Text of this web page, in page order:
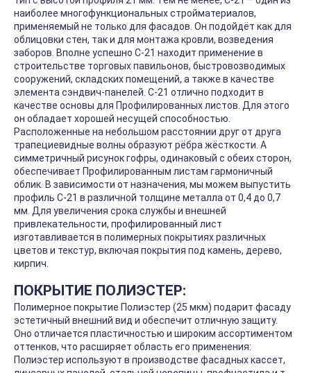
наиболее многофункциональных стройматериалов,
применяемый не только для фасадов. Он подойдёт как для
облицовки стен, так и для монтажа кровли, возведения
заборов. Вполне успешно С-21 находит применение в
строительстве торговых павильонов, быстровозводимых
сооружений, складских помещений, а также в качестве
элемента сэндвич-панелей. С-21 отлично подходит в
качестве основы для Профилированных листов. Для этого
он обладает хорошей несущей способностью.
Расположенные на небольшом расстоянии друг от друга
трапециевидные волны образуют рёбра жёсткости. А
симметричный рисунок гофры, одинаковый с обеих сторон,
обеспечивает Профилированным листам гармоничный
облик. В зависимости от назначения, мы можем выпустить
профиль С-21 в различной толщине металла от 0,4 до 0,7
мм. Для увеличения срока службы и внешней
привлекательности, профилированный лист
изготавливается в полимерных покрытиях различных
цветов и текстур, включая покрытия под камень, дерево,
кирпич.
ПОКРЫТИЕ ПОЛИЭСТЕР:
Полимерное покрытие Полиэстер (25 мкм) подарит фасаду
эстетичный внешний вид и обеспечит отличную защиту.
Оно отличается пластичностью и широким ассортиментом
оттенков, что расширяет область его применения:
Полиэстер используют в производстве фасадных кассет,